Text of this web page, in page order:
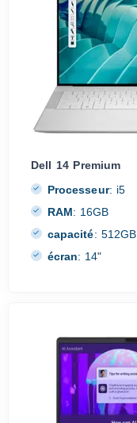
Dell 14 Premium
Processeur: i5
RAM: 16GB
capacité: 512GB
écran: 14"